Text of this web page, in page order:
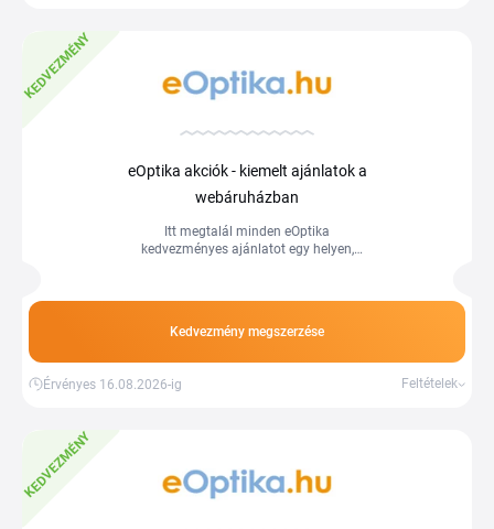
KEDVEZMÉNY
eOptika akciók - kiemelt ajánlatok a
webáruházban
Itt megtalál minden eOptika
kedvezményes ajánlatot egy helyen,
portál segítségével.
Kedvezmény megszerzése
Érvényes 16.08.2026-ig Feltételek
KEDVEZMÉNY